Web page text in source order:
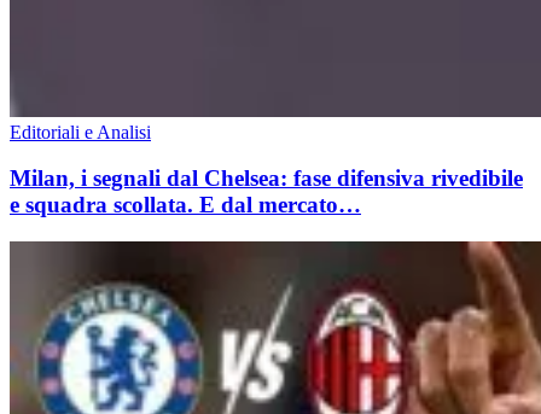
Editoriali e Analisi
Milan, i segnali dal Chelsea: fase difensiva rivedibile
e squadra scollata. E dal mercato…